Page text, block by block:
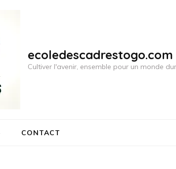
ecoledescadrestogo.com
Cultiver l'avenir, ensemble pour un monde
CONTACT